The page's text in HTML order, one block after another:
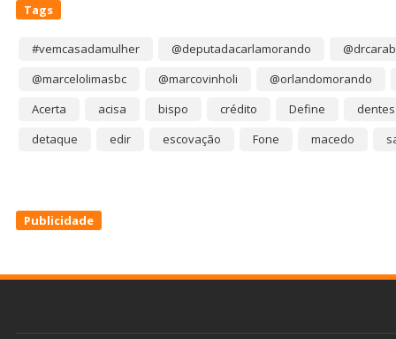
Tags
#vemcasadamulher @deputadacarlamorando
@marcelolimasbc
@marcovinholi
@orlandomorando
Acerta
acisa bispo crédito Define
dentes
detaque
edir escovação Fone macedo
Publicidade